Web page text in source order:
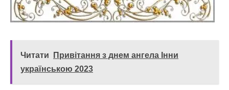
Читати
Привітання з днем ангела Інни
українською 2023